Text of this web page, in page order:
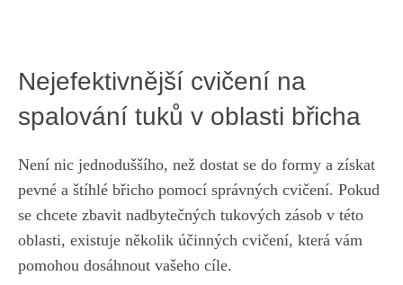
Nejefektivnější cvičení na
⁤spalování tuků ⁣v oblasti břicha
Není nic jednoduššího, než dostat se do formy a získat
pevné a štíhlé ‌břicho pomocí správných cvičení. Pokud
se chcete zbavit nadbytečných tukových zásob v této
oblasti, existuje několik účinných cvičení, která vám
pomohou dosáhnout vašeho cíle.